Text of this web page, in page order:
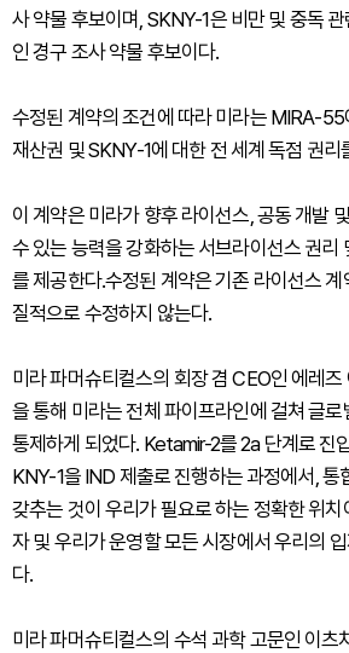
사 약물 후보이며, SKNY-1은 비만 및 중독
인 경구 조사 약물 후보이다.
수정된 계약의 조건에 따라 미라는 MIRA-55
재산권 및 SKNY-1에 대한 전 세계 독점 권리
이 계약은 미라가 향후 라이선스, 공동 개발
수 있는 능력을 강화하는 서브라이선스 권리
를 제공한다.수정된 계약은 기존 라이선스
질적으로 수정하지 않는다.
미라 파머슈티컬스의 회장 겸 CEO인 에레
을 통해 미라는 전체 파이프라인에 걸쳐 글
통제하게 되었다. Ketamir-2를 2a 단계로 진
KNY-1을 IND 제출로 진행하는 과정에서, 통
갖추는 것이 우리가 필요로 하는 정확한 위
자 및 우리가 운영할 모든 시장에서 우리의
다.
미라 파머슈티컬스의 수석 과학 고문인 이